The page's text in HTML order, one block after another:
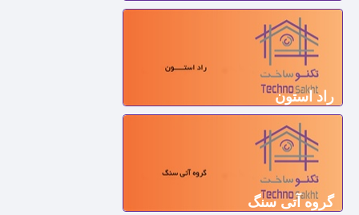
راد استون
گروه آتی سنگ